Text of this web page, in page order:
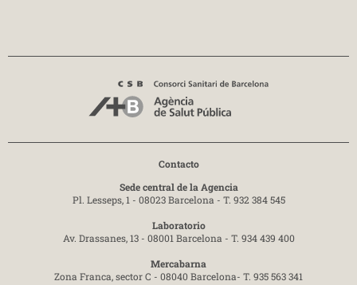
Contacto
Sede central de la Agencia
Pl. Lesseps, 1 - 08023 Barcelona - T. 932 384 545
Laboratorio
Av. Drassanes, 13 - 08001 Barcelona - T. 934 439 400
Mercabarna
Zona Franca, sector C - 08040 Barcelona- T. 935 563 341